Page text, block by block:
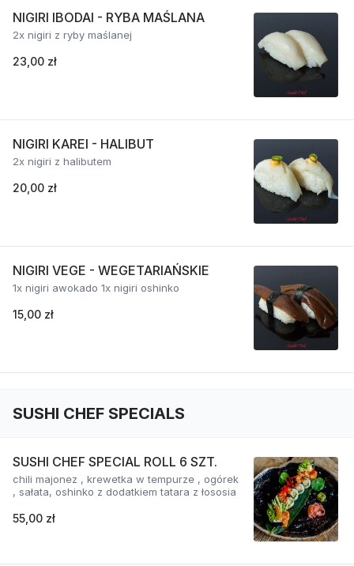
NIGIRI IBODAI - RYBA MAŚLANA
2x nigiri z ryby maślanej
23,00 zł
NIGIRI KAREI - HALIBUT
2x nigiri z halibutem
20,00 zł
NIGIRI VEGE - WEGETARIAŃSKIE
1x nigiri awokado 1x nigiri oshinko
15,00 zł
SUSHI CHEF SPECIALS
SUSHI CHEF SPECIAL ROLL 6 SZT.
chili majonez , krewetka w tempurze , ogórek
, sałata, oshinko z dodatkiem tatara z łososia
55,00 zł